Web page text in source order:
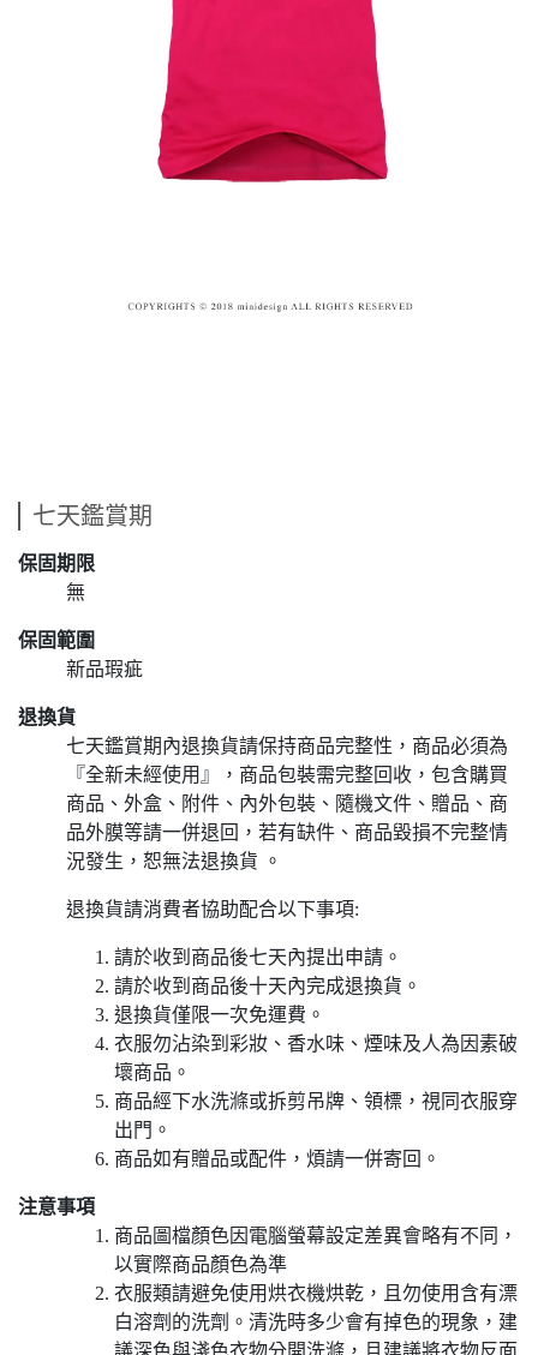
七天鑑賞期
保固期限
無
保固範圍
新品瑕疵
退換貨
七天鑑賞期內退換貨請保持商品完整性，商品必須為
『全新未經使用』，商品包裝需完整回收，包含購買
商品、外盒、附件、內外包裝、隨機文件、贈品、商
品外膜等請一併退回，若有缺件、商品毀損不完整情
況發生，恕無法退換貨 。
退換貨請消費者協助配合以下事項:
請於收到商品後七天內提出申請。
請於收到商品後十天內完成退換貨。
退換貨僅限一次免運費。
衣服勿沾染到彩妝、香水味、煙味及人為因素破
壞商品。
商品經下水洗滌或拆剪吊牌、領標，視同衣服穿
出門。
商品如有贈品或配件，煩請一併寄回。
注意事項
商品圖檔顏色因電腦螢幕設定差異會略有不同，
以實際商品顏色為準
衣服類請避免使用烘衣機烘乾，且勿使用含有漂
白溶劑的洗劑。清洗時多少會有掉色的現象，建
議深色與淺色衣物分開洗滌，且建議將衣物反面